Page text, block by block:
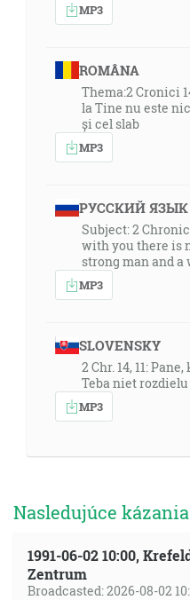
MP3
ROMÂNA
Thema:2 Cronici
la Tine nu este
și cel slab
MP3
РУССКИЙ ЯЗЫК
Subject: 2
with you there is
strong man and a
MP3
SLOVENSKY
2 Chr. 14, 11:
Teba niet
MP3
Nasledujúce
1991-06-02 10:00,
Zentrum
Broadcasted: 2026-08-02